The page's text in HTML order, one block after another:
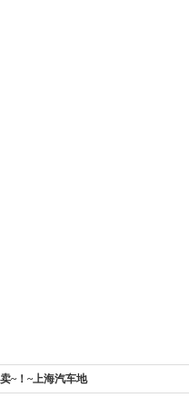
~！~上海汽车地